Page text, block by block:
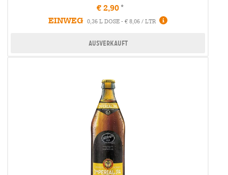
€ 2,90
EINWEG
0,36 L DOSE - € 8,06 / LTR
Ausverkauft